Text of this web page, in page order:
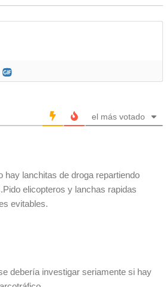
el más votado
lanchitas de droga repartiendo
elicopteros y lanchas rapidas
evitables.
debería investigar seriamente si hay